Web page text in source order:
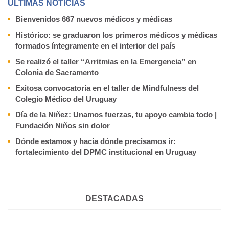
ÚLTIMAS NOTICIAS
Bienvenidos 667 nuevos médicos y médicas
Histórico: se graduaron los primeros médicos y médicas
formados íntegramente en el interior del país
Se realizó el taller “Arritmias en la Emergencia” en
Colonia de Sacramento
Exitosa convocatoria en el taller de Mindfulness del
Colegio Médico del Uruguay
Día de la Niñez: Unamos fuerzas, tu apoyo cambia todo |
Fundación Niños sin dolor
Dónde estamos y hacia dónde precisamos ir:
fortalecimiento del DPMC institucional en Uruguay
DESTACADAS